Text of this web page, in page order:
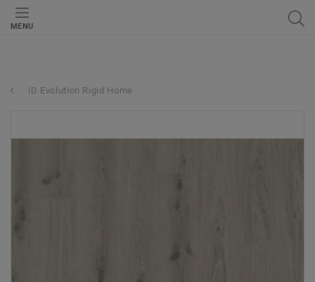
MENU
iD Evolution Rigid Home